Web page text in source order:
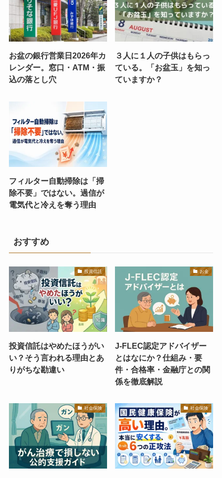
お盆の銀行営業日2026年カ
レンダー。窓口・ATM・振
込の落とし穴
３人に１人の子供はもらっ
ている。「お盆玉」を知っ
ていますか？
フィルター自動掃除は「掃
除不要」ではない。過信が
電気代と冷えを奪う理由
おすすめ
投資信託
投資信託はやめたほうがい
い？そう言われる理由とあ
りがちな勘違い
お金
J-FLEC認定アドバイザー
とはなにか？仕組み・要
件・合格率・金融庁との関
係を徹底解説
社会保険 社会保険